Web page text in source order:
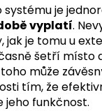
systému je
vyplatí.
jak je tomu u
šetří místo
může
tím, že
jeho funkčnost.